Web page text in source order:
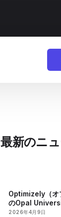
最新のニ
Optimizely（オ
のOpal
トの急速な開発
2026年4月9日